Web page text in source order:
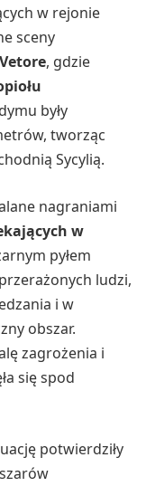
w rejonie
sceny
, gdzie
były
tworząc
Sycylią.
nagraniami
w
pyłem
ludzi,
i w
obszar.
zagrożenia i
się spod
potwierdziły